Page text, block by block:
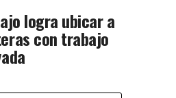
logra ubicar a
con trabajo